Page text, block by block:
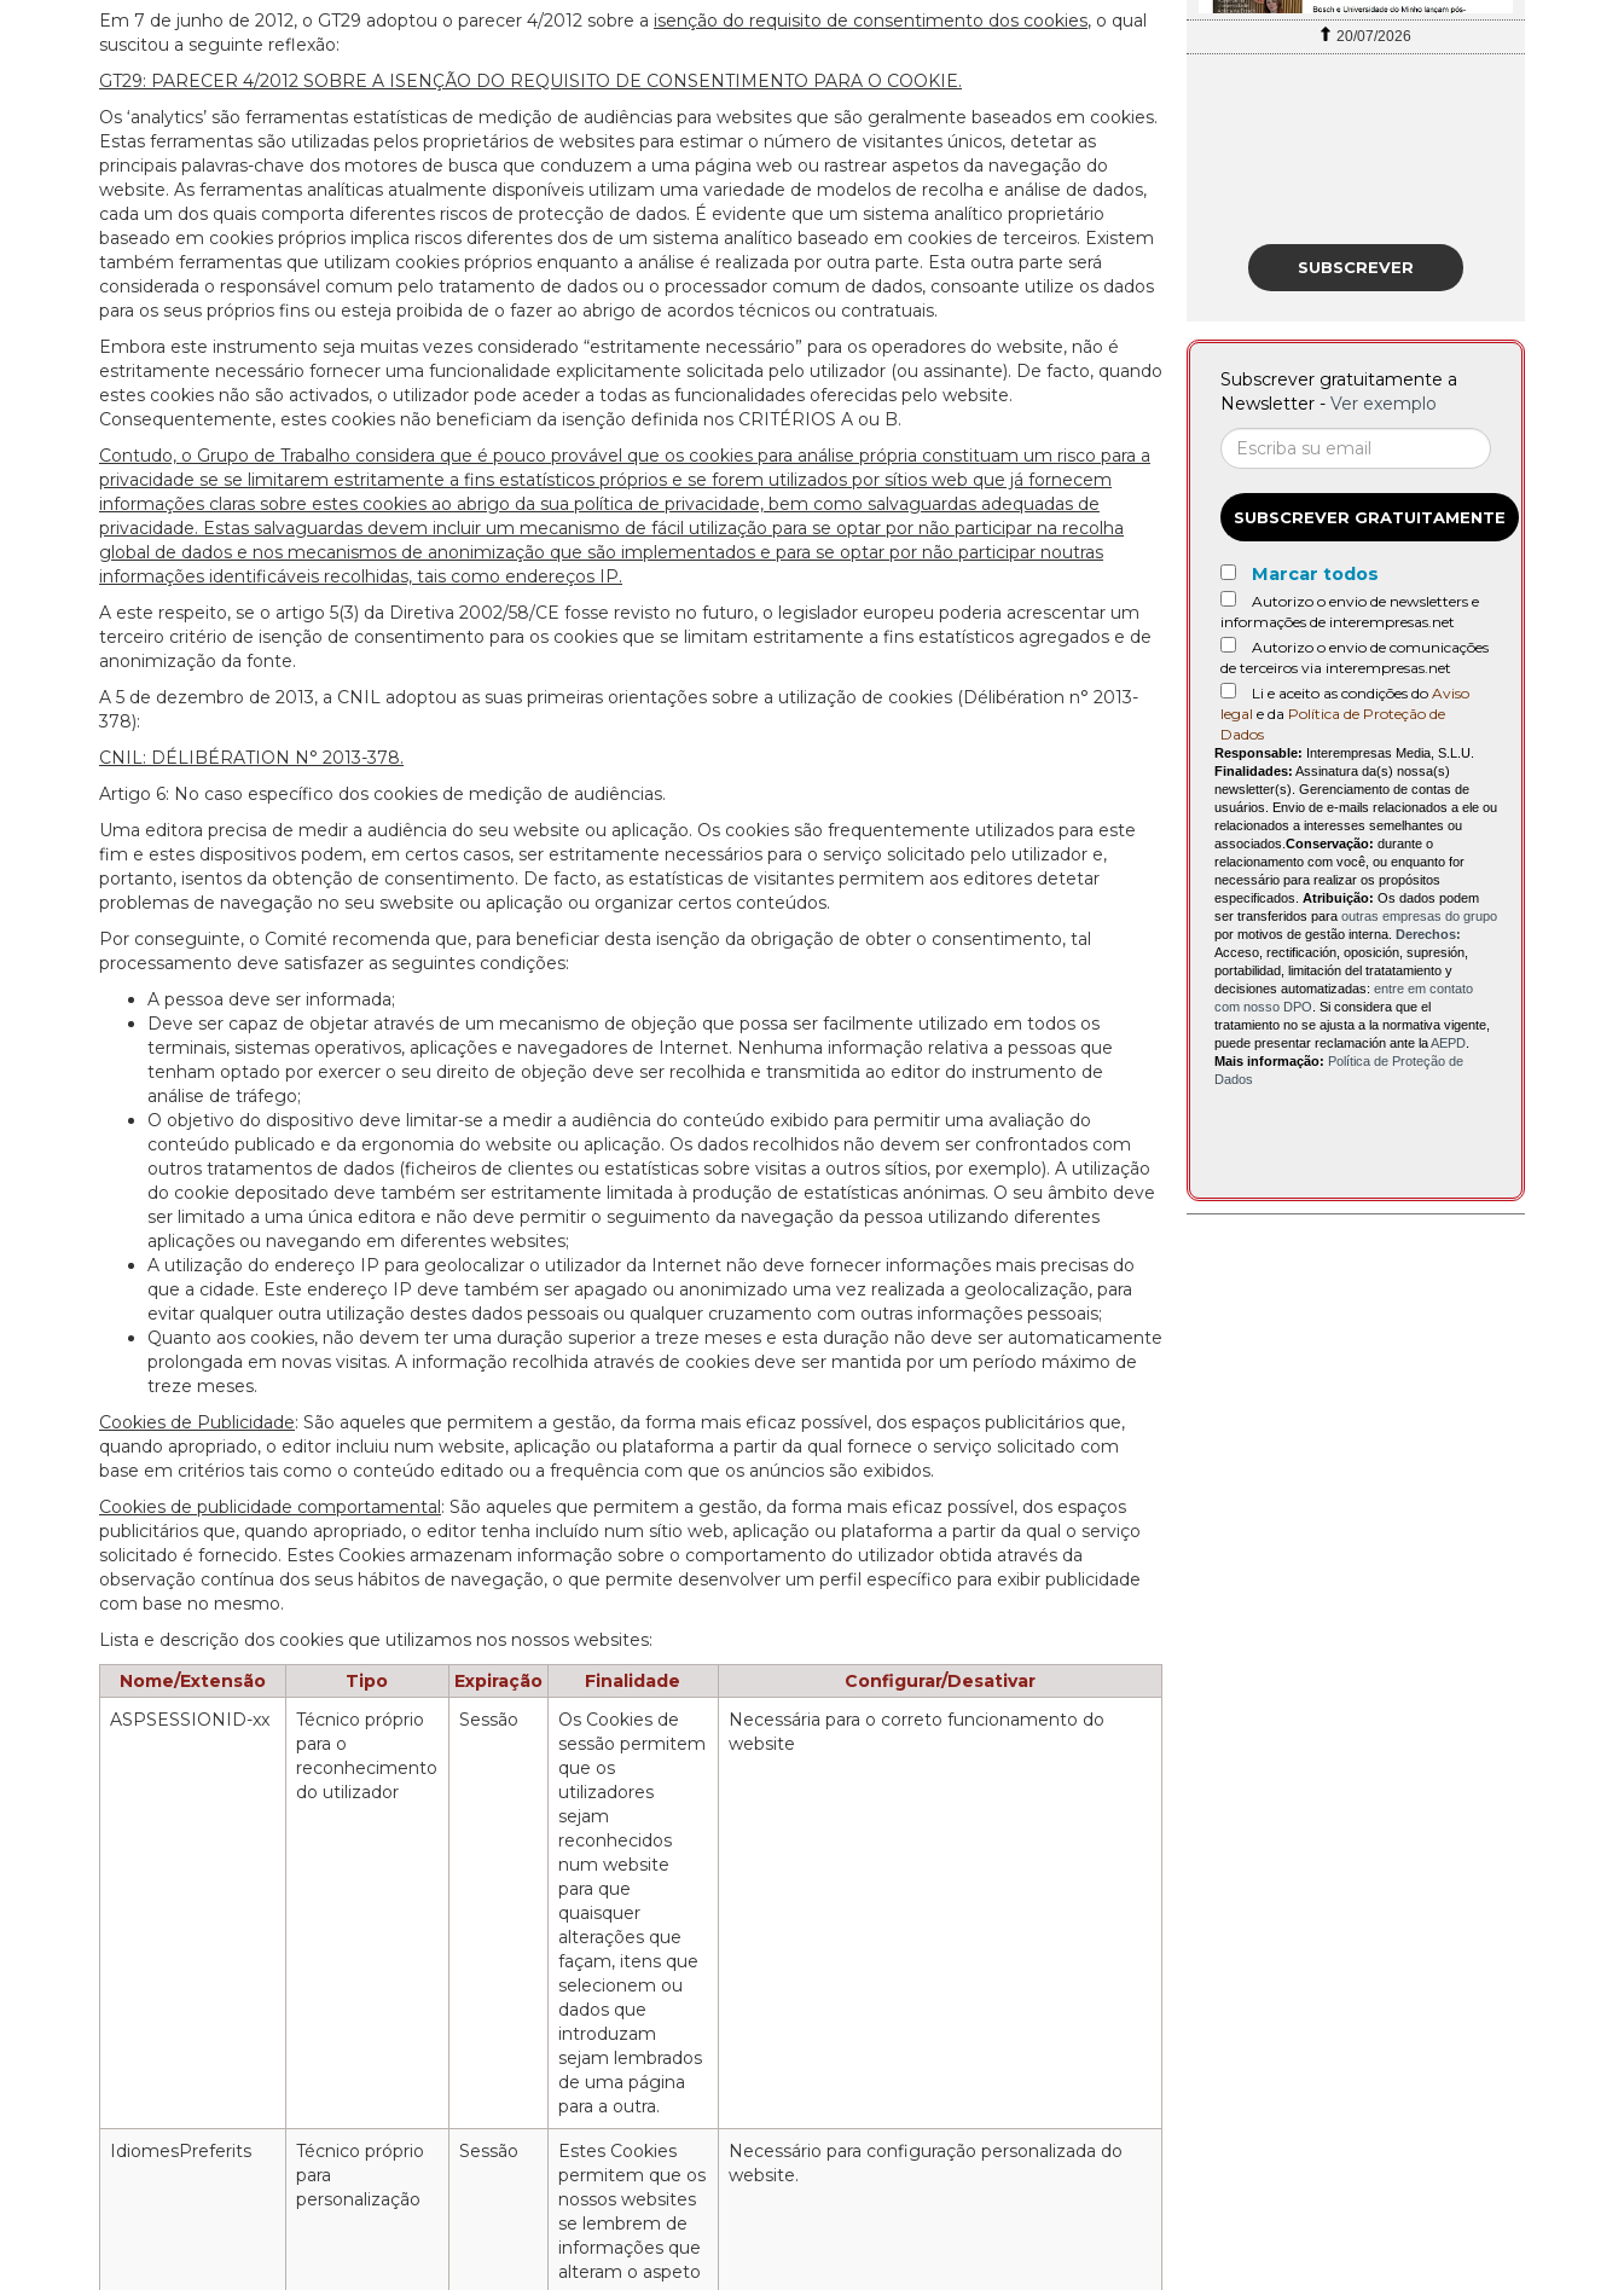
Em 7 de junho de 2012, o GT29 adoptou o parecer 4/2012 sobre a isenção do requisito de consentimento dos cookies, o qual
suscitou a seguinte reflexão:
GT29: PARECER 4/2012 SOBRE A ISENÇÃO DO REQUISITO DE CONSENTIMENTO PARA O COOKIE.
Os ‘analytics’ são ferramentas estatísticas de medição de audiências para websites que são geralmente baseados em cookies.
Estas ferramentas são utilizadas pelos proprietários de websites para estimar o número de visitantes únicos, detetar as
principais palavras-chave dos motores de busca que conduzem a uma página web ou rastrear aspetos da navegação do
website. As ferramentas analíticas atualmente disponíveis utilizam uma variedade de modelos de recolha e análise de dados,
cada um dos quais comporta diferentes riscos de protecção de dados. É evidente que um sistema analítico proprietário
baseado em cookies próprios implica riscos diferentes dos de um sistema analítico baseado em cookies de terceiros. Existem
também ferramentas que utilizam cookies próprios enquanto a análise é realizada por outra parte. Esta outra parte será
considerada o responsável comum pelo tratamento de dados ou o processador comum de dados, consoante utilize os dados
para os seus próprios fins ou esteja proibida de o fazer ao abrigo de acordos técnicos ou contratuais.
Embora este instrumento seja muitas vezes considerado “estritamente necessário” para os operadores do website, não é
estritamente necessário fornecer uma funcionalidade explicitamente solicitada pelo utilizador (ou assinante). De facto, quando
estes cookies não são activados, o utilizador pode aceder a todas as funcionalidades oferecidas pelo website.
Consequentemente, estes cookies não beneficiam da isenção definida nos CRITÉRIOS A ou B.
Contudo, o Grupo de Trabalho considera que é pouco provável que os cookies para análise própria constituam um risco para a
privacidade se se limitarem estritamente a fins estatísticos próprios e se forem utilizados por sítios web que já fornecem
informações claras sobre estes cookies ao abrigo da sua política de privacidade, bem como salvaguardas adequadas de
privacidade. Estas salvaguardas devem incluir um mecanismo de fácil utilização para se optar por não participar na recolha
global de dados e nos mecanismos de anonimização que são implementados e para se optar por não participar noutras
informações identificáveis recolhidas, tais como endereços IP.
A este respeito, se o artigo 5(3) da Diretiva 2002/58/CE fosse revisto no futuro, o legislador europeu poderia acrescentar um
terceiro critério de isenção de consentimento para os cookies que se limitam estritamente a fins estatísticos agregados e de
anonimização da fonte.
A 5 de dezembro de 2013, a CNIL adoptou as suas primeiras orientações sobre a utilização de cookies (Délibération n° 2013-
378):
CNIL: DÉLIBÉRATION N° 2013-378.
Artigo 6: No caso específico dos cookies de medição de audiências.
Uma editora precisa de medir a audiência do seu website ou aplicação. Os cookies são frequentemente utilizados para este
fim e estes dispositivos podem, em certos casos, ser estritamente necessários para o serviço solicitado pelo utilizador e,
portanto, isentos da obtenção de consentimento. De facto, as estatísticas de visitantes permitem aos editores detetar
problemas de navegação no seu swebsite ou aplicação ou organizar certos conteúdos.
Por conseguinte, o Comité recomenda que, para beneficiar desta isenção da obrigação de obter o consentimento, tal
processamento deve satisfazer as seguintes condições:
A pessoa deve ser informada;
Deve ser capaz de objetar através de um mecanismo de objeção que possa ser facilmente utilizado em todos os
terminais, sistemas operativos, aplicações e navegadores de Internet. Nenhuma informação relativa a pessoas que
tenham optado por exercer o seu direito de objeção deve ser recolhida e transmitida ao editor do instrumento de
análise de tráfego;
O objetivo do dispositivo deve limitar-se a medir a audiência do conteúdo exibido para permitir uma avaliação do
conteúdo publicado e da ergonomia do website ou aplicação. Os dados recolhidos não devem ser confrontados com
outros tratamentos de dados (ficheiros de clientes ou estatísticas sobre visitas a outros sítios, por exemplo). A utilização
do cookie depositado deve também ser estritamente limitada à produção de estatísticas anónimas. O seu âmbito deve
ser limitado a uma única editora e não deve permitir o seguimento da navegação da pessoa utilizando diferentes
aplicações ou navegando em diferentes websites;
A utilização do endereço IP para geolocalizar o utilizador da Internet não deve fornecer informações mais precisas do
que a cidade. Este endereço IP deve também ser apagado ou anonimizado uma vez realizada a geolocalização, para
evitar qualquer outra utilização destes dados pessoais ou qualquer cruzamento com outras informações pessoais;
Quanto aos cookies, não devem ter uma duração superior a treze meses e esta duração não deve ser automaticamente
prolongada em novas visitas. A informação recolhida através de cookies deve ser mantida por um período máximo de
treze meses.
Cookies de Publicidade: São aqueles que permitem a gestão, da forma mais eficaz possível, dos espaços publicitários que,
quando apropriado, o editor incluiu num website, aplicação ou plataforma a partir da qual fornece o serviço solicitado com
base em critérios tais como o conteúdo editado ou a frequência com que os anúncios são exibidos.
Cookies de publicidade comportamental : São aqueles que permitem a gestão, da forma mais eficaz possível, dos espaços
publicitários que, quando apropriado, o editor tenha incluído num sítio web, aplicação ou plataforma a partir da qual o serviço
solicitado é fornecido. Estes Cookies armazenam informação sobre o comportamento do utilizador obtida através da
observação contínua dos seus hábitos de navegação, o que permite desenvolver um perfil específico para exibir publicidade
com base no mesmo.
Lista e descrição dos cookies que utilizamos nos nossos websites:
Nome/Extensão
Tipo Expiração Finalidade
Configurar/Desativar
ASPSESSIONID-xx
Técnico próprio
para o
reconhecimento
do utilizador
Sessão
Os Cookies de
sessão permitem
que os
utilizadores
sejam
reconhecidos
num website
para que
quaisquer
alterações que
façam, itens que
selecionem ou
dados que
introduzam
sejam lembrados
de uma página
para a outra.
Necessária para o correto funcionamento do
website
IdiomesPreferits
Técnico próprio
para
personalização
Sessão
Estes Cookies
permitem que os
nossos websites
se lembrem de
informações que
alteram o aspeto
Necessário para configuração personalizada do
website.
20/07/2026
SUBSCREVER
Subscrever gratuitamente a
Newsletter - Ver exemplo
SUBSCREVER GRATUITAMENTE
Marcar todos
Autorizo o envio de newsletters e
informações de interempresas.net
Autorizo o envio de comunicações
de terceiros via interempresas.net
Li e aceito as condições do Aviso
legal e da Política de Proteção de
Dados
Responsable: Interempresas Media, S.L.U.
Finalidades: Assinatura da(s) nossa(s)
newsletter(s). Gerenciamento de contas de
usuários. Envio de e-mails relacionados a ele ou
relacionados a interesses semelhantes ou
associados. Conservação: durante o
relacionamento com você, ou enquanto for
necessário para realizar os propósitos
especificados. Atribuição: Os dados podem
ser transferidos para outras empresas do grupo
por motivos de gestão interna.
Derechos:
Acceso, rectificación, oposición, supresión,
portabilidad, limitación del tratatamiento y
decisiones automatizadas: entre em contato
com nosso DPO . Si considera que el
tratamiento no se ajusta a la normativa vigente,
puede presentar reclamación ante laAEPD
Mais informação: Política de Proteção de
Dados